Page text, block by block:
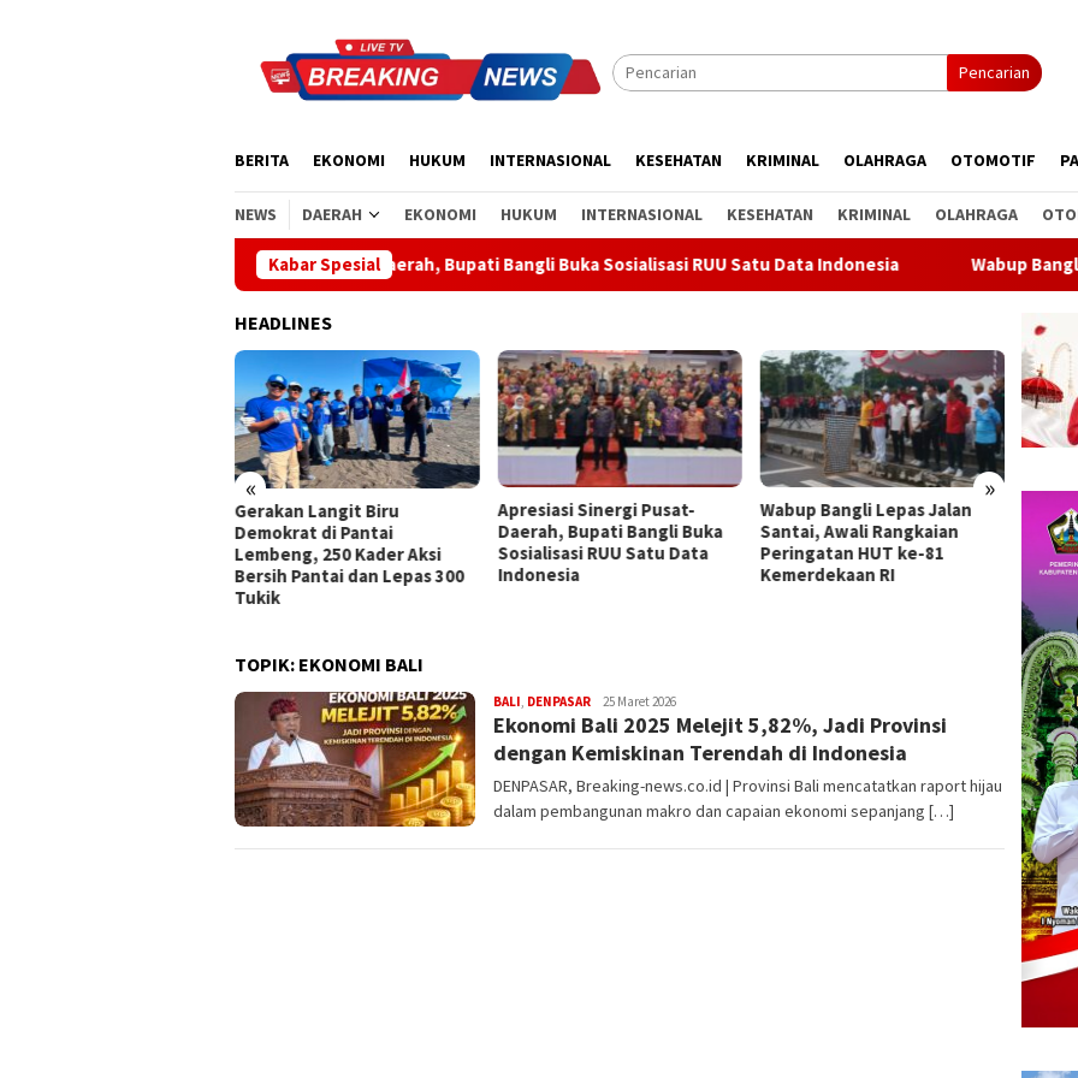
Pencarian
BERITA EKONOMI HUKUM INTERNASIONAL KESEHATAN KRIMINAL OLAHRAGA OTOMOTIF
NEWS DAERAH EKONOMI HUKUM INTERNASIONAL KESEHATAN KRIMINAL OLAHRAGA
Kabar Spesial
Apresiasi Sinergi Pusat-Daerah, Bupati Bangli Buka Sosialisasi RUU Satu Data Indonesia Wabup Bangli Lepas Jalan
HEADLINES
« »
Apresiasi Sinergi Pusat-
Daerah, Bupati Bangli Buka
Sosialisasi RUU Satu Data
Indonesia
Wabup Bangli Lepas Jalan
Santai, Awali Rangkaian
Peringatan HUT ke-81
Kemerdekaan RI
Soal Parkir Mobil di Bypass
Dharma Giri di Gianyar, Nihil
Pengawasan
TOPIK: EKONOMI BALI
BALI, DENPASAR admin
25 Maret 2026
Ekonomi Bali 2025 Melejit 5,82%, Jadi Provinsi
dengan Kemiskinan Terendah di Indonesia
DENPASAR, Breaking-news.co.id | Provinsi Bali mencatatkan raport hijau
dalam pembangunan makro dan capaian ekonomi sepanjang […]